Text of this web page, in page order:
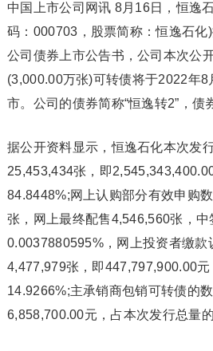
中国上市公司网讯 8月16日，恒逸
码：000703，股票简称：恒逸石化
公司债券上市公告书，公司本次公
(3,000.00万张)可转债将于2022年8
市。公司的债券简称“恒逸转2”，债
据公开资料显示，恒逸石化本次发
25,453,434张，即
84.8448%;网上认购部分有效申购
张，网上最终配售4,546,560张，中
0.0037880595%，网上投资者缴款
4,477,979张，即447,797,900.00
14.9266%;主承销商包销可转债的
6,858,700.00元，占本次发行总量